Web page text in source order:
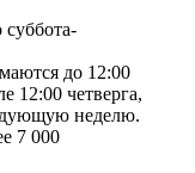
до 12:00
12:00 четверга,
неделю.
7 000